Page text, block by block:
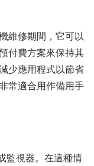
維修期間，它可以
付費方案來保持其
少應用程式以節省
常適合用作備用手
監視器。在這種情